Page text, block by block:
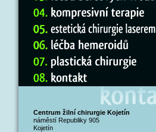
Centrum žilní chirurgie Kojetín
náměstí Republiky 905
Kojetín